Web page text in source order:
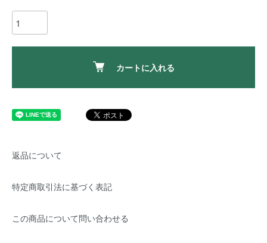
カートに入れる
返品について
特定商取引法に基づく表記
この商品について問い合わせる